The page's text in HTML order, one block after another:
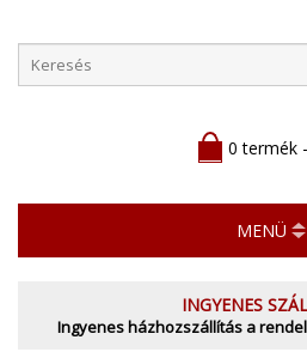
0 termék
MENÜ
INGYENES
Ingyenes házhozszállítás a